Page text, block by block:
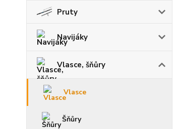
Pruty
Navijáky
Vlasce, šňůry
Vlasce
Šňůry